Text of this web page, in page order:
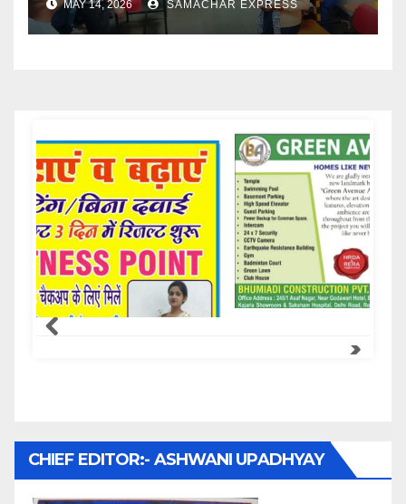
MAY 14, 2026 SAMACHAR EXPRESS
Samachar Express
CHIEF EDITOR:- ASHWANI UPADHYAY